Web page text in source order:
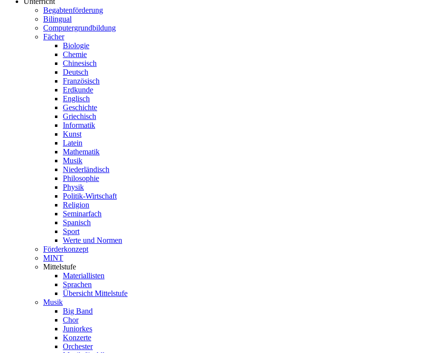
Begabtenförderung
Bilingual
Computergrundbildung
Fächer
Biologie
Chemie
Chinesisch
Deutsch
Französisch
Erdkunde
Englisch
Geschichte
Griechisch
Informatik
Kunst
Latein
Mathematik
Musik
Niederländisch
Philosophie
Physik
Politik-Wirtschaft
Religion
Seminarfach
Spanisch
Sport
Werte und Normen
Förderkonzept
MINT
Mittelstufe
Materiallisten
Sprachen
Übersicht Mittelstufe
Musik
Big Band
Chor
Juniorkes
Konzerte
Orchester